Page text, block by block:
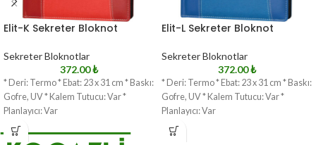
Elit-K Sekreter Bloknot
Sekreter Bloknotlar
372.00₺
* Deri: Termo * Ebat: 23 x 31 cm * Baskı:
Gofre, UV * Kalem Tutucu: Var *
Planlayıcı: Var
Elit-L Sekreter Bloknot
Sekreter Bloknotlar
372.00₺
* Deri: Termo * Ebat: 23 x 31 cm * Baskı:
Gofre, UV * Kalem Tutucu: Var *
Planlayıcı: Var